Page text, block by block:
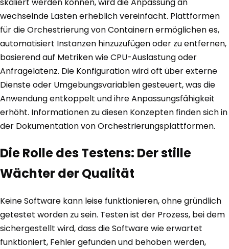
wechselnde Lasten erheblich vereinfacht. Plattformen
für die Orchestrierung von Containern ermöglichen es,
automatisiert Instanzen hinzuzufügen oder zu entfernen,
basierend auf Metriken wie CPU-Auslastung oder
Anfragelatenz. Die Konfiguration wird oft über externe
Dienste oder Umgebungsvariablen gesteuert, was die
Anwendung entkoppelt und ihre Anpassungsfähigkeit
erhöht. Informationen zu diesen Konzepten finden sich in
der Dokumentation von Orchestrierungsplattformen.
Die Rolle des Testens: Der stille
Wächter der Qualität
Keine Software kann leise funktionieren, ohne gründlich
getestet worden zu sein. Testen ist der Prozess, bei dem
sichergestellt wird, dass die Software wie erwartet
funktioniert, Fehler gefunden und behoben werden,